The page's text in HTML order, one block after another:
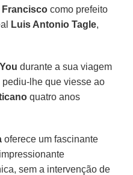
Francisco como prefeito
Luis Antonio Tagle,
durante a sua viagem
pediu-lhe que viesse ao
quatro anos
oferece um fascinante
sem a intervenção de